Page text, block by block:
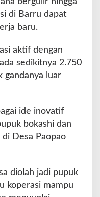
di Barru dapat
baru.
aktif dengan
sedikitnya 2.750
gandanya luar
ide inovatif
bokashi dan
Desa Paopao
diolah jadi pupuk
koperasi mampu